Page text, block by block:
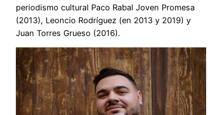
periodismo cultural Paco Rabal Joven Promesa
(2013), Leoncio Rodríguez (en 2013 y 2019) y
Juan Torres Grueso (2016).